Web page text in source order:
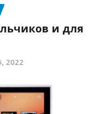
и для
2022